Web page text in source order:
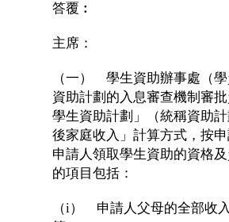
答覆︰
主席：
（一） 學生資助辦事處（
資助計劃的入息審查機制審
學生資助計劃」（統稱資助
後家庭收入」計算方式，按
申請人領取學生資助的資格
的項目包括：
（i） 申請人父母的全部收